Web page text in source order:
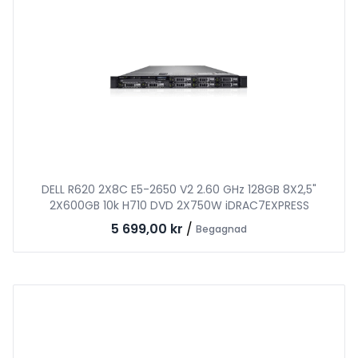
DELL R620 2X8C E5-2650 V2 2.60 GHz 128GB 8X2,5"
2X600GB 10k H710 DVD 2X750W iDRAC7EXPRESS
5 699,00 kr / Begagnad